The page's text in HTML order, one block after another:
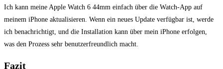
Ich‍ kann meine ‍Apple Watch 6 44mm einfach über die Watch-App auf
meinem iPhone aktualisieren.​ Wenn ein neues Update ​verfügbar ist, werde
ich benachrichtigt, und die ⁤Installation kann über mein iPhone erfolgen,
was den‍ Prozess sehr benutzerfreundlich ​macht.
Fazit